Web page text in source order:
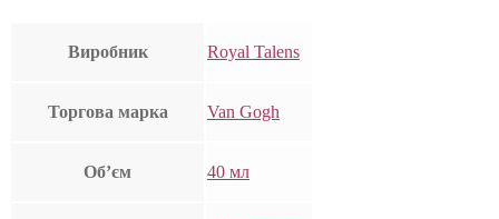
Виробник Royal Talens
Торгова марка Van Gogh
Об’єм 40 мл